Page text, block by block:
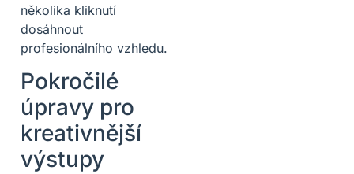
několika kliknutí
dosáhnout
profesionálního vzhledu.
Pokročilé
úpravy pro
kreativnější
výstupy